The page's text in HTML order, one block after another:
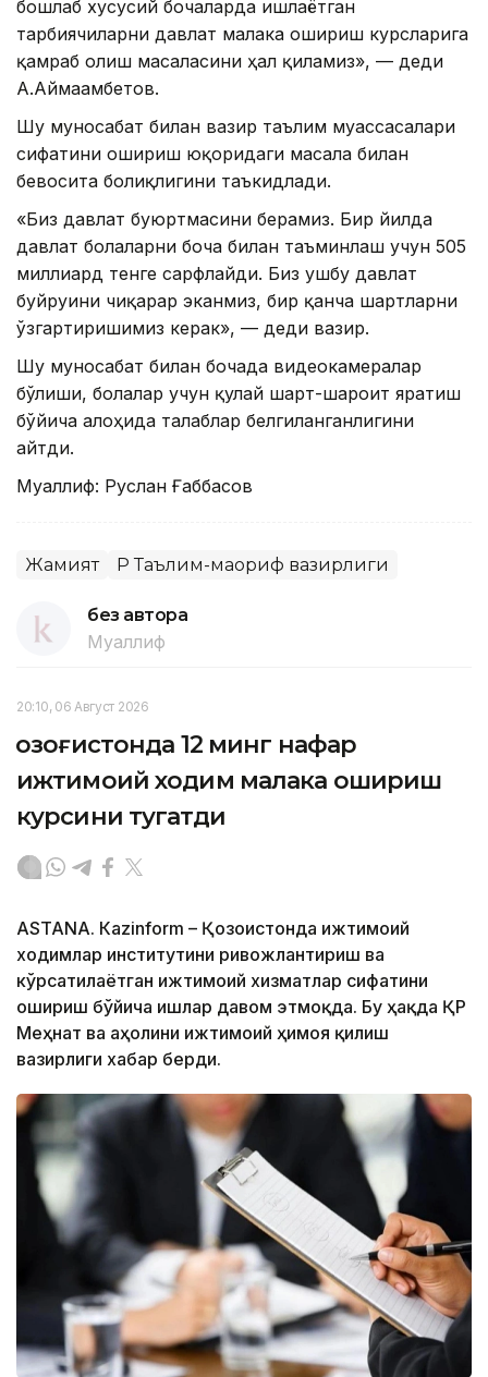
бошлаб хусусий боғчаларда ишлаётган
тарбиячиларни давлат малака ошириш курсларига
қамраб олиш масаласини ҳал қиламиз», — деди
А.Аймағамбетов.
Шу муносабат билан вазир таълим муассасалари
сифатини ошириш юқоридаги масала билан
бевосита боғлиқлигини таъкидлади.
«Биз давлат буюртмасини берамиз. Бир йилда
давлат болаларни боғча билан таъминлаш учун 505
миллиард тенге сарфлайди. Биз ушбу давлат
буйруғини чиқарар эканмиз, бир қанча шартларни
ўзгартиришимиз керак», — деди вазир.
Шу муносабат билан боғчада видеокамералар
бўлиши, болалар учун қулай шарт-шароит яратиш
бўйича алоҳида талаблар белгиланганлигини
айтди.
Муаллиф: Руслан Ғаббасов
Жамият ҚР Таълим-маориф вазирлиги
без автора
Муаллиф
20:10, 06 Август 2026
Қозоғистонда 12 минг нафар
ижтимоий ходим малака ошириш
курсини тугатди
ASTANА. Кazinform – Қозоғистонда ижтимоий
ходимлар институтини ривожлантириш ва
кўрсатилаётган ижтимоий хизматлар сифатини
ошириш бўйича ишлар давом этмоқда. Бу ҳақда ҚР
Меҳнат ва аҳолини ижтимоий ҳимоя қилиш
вазирлиги хабар берди.